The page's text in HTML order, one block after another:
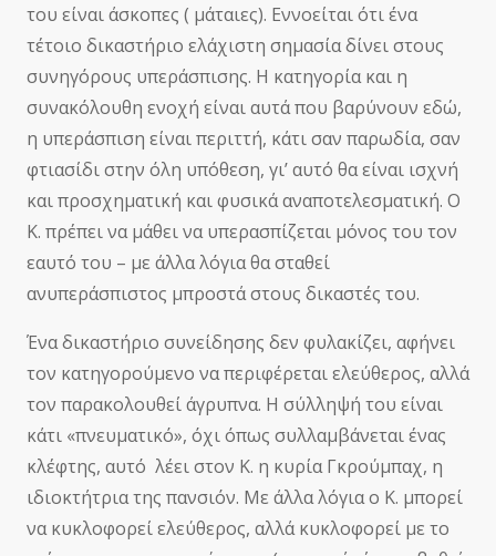
του είναι άσκοπες ( μάταιες). Εννοείται ότι ένα
τέτοιο δικαστήριο ελάχιστη σημασία δίνει στους
συνηγόρους υπεράσπισης. Η κατηγορία και η
συνακόλουθη ενοχή είναι αυτά που βαρύνουν εδώ,
η υπεράσπιση είναι περιττή, κάτι σαν παρωδία, σαν
φτιασίδι στην όλη υπόθεση, γι’ αυτό θα είναι ισχνή
και προσχηματική και φυσικά αναποτελεσματική. Ο
Κ. πρέπει να μάθει να υπερασπίζεται μόνος του τον
εαυτό του – με άλλα λόγια θα σταθεί
ανυπεράσπιστος μπροστά στους δικαστές του.
Ένα δικαστήριο συνείδησης δεν φυλακίζει, αφήνει
τον κατηγορούμενο να περιφέρεται ελεύθερος, αλλά
τον παρακολουθεί άγρυπνα. Η σύλληψή του είναι
κάτι «πνευματικό», όχι όπως συλλαμβάνεται ένας
κλέφτης, αυτό λέει στον Κ. η κυρία Γκρούμπαχ, η
ιδιοκτήτρια της πανσιόν. Με άλλα λόγια ο Κ. μπορεί
να κυκλοφορεί ελεύθερος, αλλά κυκλοφορεί με το